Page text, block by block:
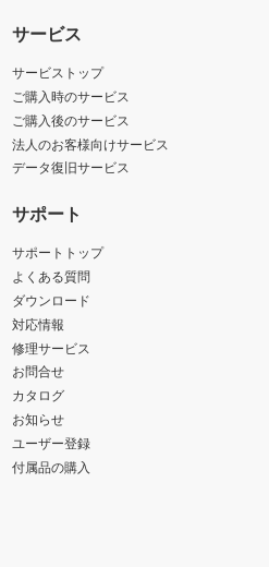
サービス
サービストップ
ご購入時のサービス
ご購入後のサービス
法人のお客様向けサービス
データ復旧サービス
サポート
サポートトップ
よくある質問
ダウンロード
対応情報
修理サービス
お問合せ
カタログ
お知らせ
ユーザー登録
付属品の購入